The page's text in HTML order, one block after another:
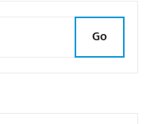
Go